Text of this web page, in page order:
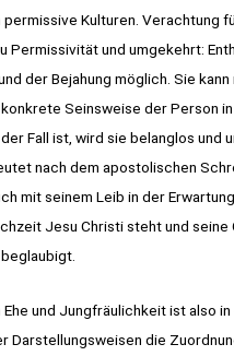
Kulturen. Verachtung
Permissivität und umgekehrt:
der Bejahung möglich. Sie kann
Seinsweise der Person in
Fall ist, wird sie belanglos und
nach dem apostolischen
mit seinem Leib in der
Jesu Christi steht und seine
Ehe und Jungfräulichkeit ist also
Darstellungsweisen die